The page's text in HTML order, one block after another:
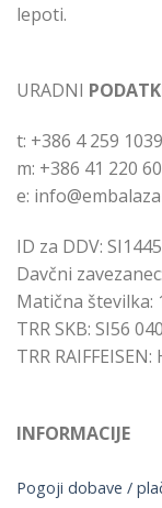
lepoti.
URADNI
t: +386 4 259 1039
m: +386 41 220
e:
ID za DDV:
Davčni
Matična številka:
TRR SKB: SI56
TRR
INFORMACIJE
Pogoji dobave /